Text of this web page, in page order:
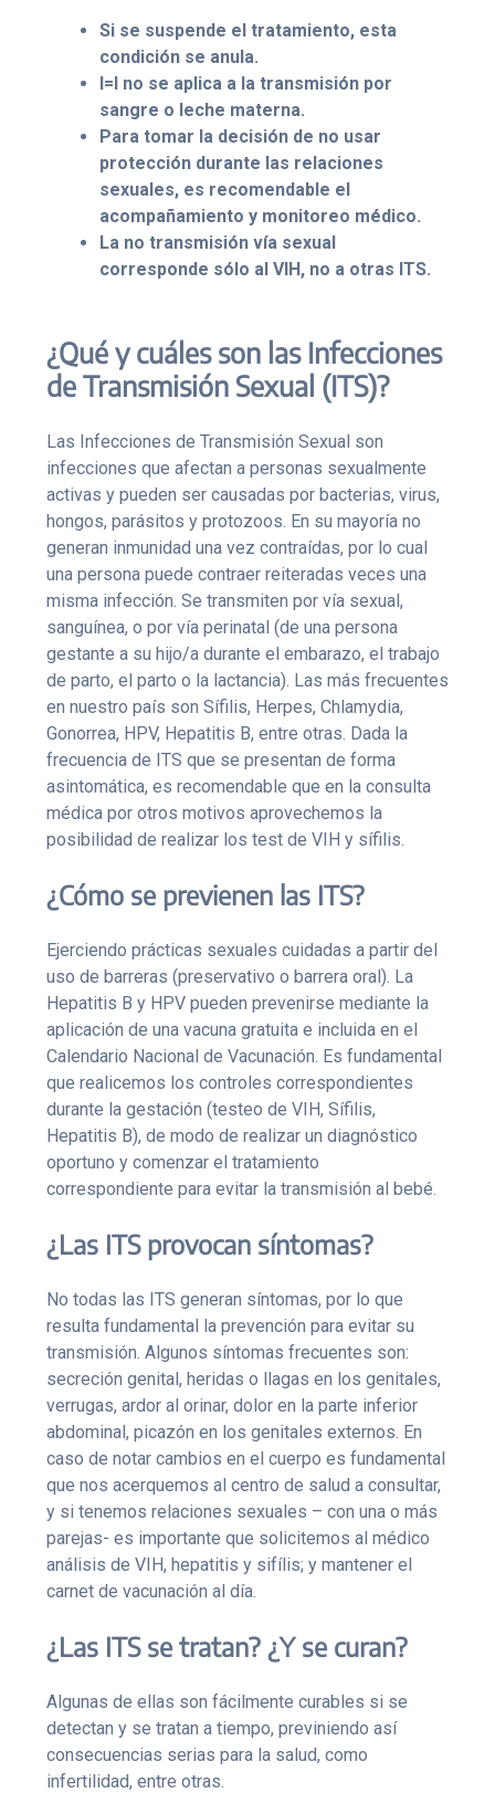
Si se suspende el tratamiento, esta
condición se anula.
I=I no se aplica a la transmisión por
sangre o leche materna.
Para tomar la decisión de no usar
protección durante las relaciones
sexuales, es recomendable el
acompañamiento y monitoreo médico.
La no transmisión vía sexual
corresponde sólo al VIH, no a otras ITS.
¿Qué y cuáles son las Infecciones
de Transmisión Sexual (ITS)?
Las Infecciones de Transmisión Sexual son
infecciones que afectan a personas sexualmente
activas y pueden ser causadas por bacterias, virus,
hongos, parásitos y protozoos. En su mayoría no
generan inmunidad una vez contraídas, por lo cual
una persona puede contraer reiteradas veces una
misma infección. Se transmiten por vía sexual,
sanguínea, o por vía perinatal (de una persona
gestante a su hijo/a durante el embarazo, el trabajo
de parto, el parto o la lactancia). Las más frecuentes
en nuestro país son Sífilis, Herpes, Chlamydia,
Gonorrea, HPV, Hepatitis B, entre otras. Dada la
frecuencia de ITS que se presentan de forma
asintomática, es recomendable que en la consulta
médica por otros motivos aprovechemos la
posibilidad de realizar los test de VIH y sífilis.
¿Cómo se previenen las ITS?
Ejerciendo prácticas sexuales cuidadas a partir del
uso de barreras (preservativo o barrera oral). La
Hepatitis B y HPV pueden prevenirse mediante la
aplicación de una vacuna gratuita e incluida en el
Calendario Nacional de Vacunación. Es fundamental
que realicemos los controles correspondientes
durante la gestación (testeo de VIH, Sífilis,
Hepatitis B), de modo de realizar un diagnóstico
oportuno y comenzar el tratamiento
correspondiente para evitar la transmisión al bebé.
¿Las ITS provocan síntomas?
No todas las ITS generan síntomas, por lo que
resulta fundamental la prevención para evitar su
transmisión. Algunos síntomas frecuentes son:
secreción genital, heridas o llagas en los genitales,
verrugas, ardor al orinar, dolor en la parte inferior
abdominal, picazón en los genitales externos. En
caso de notar cambios en el cuerpo es fundamental
que nos acerquemos al centro de salud a consultar,
y si tenemos relaciones sexuales – con una o más
parejas- es importante que solicitemos al médico
análisis de VIH, hepatitis y sifílis; y mantener el
carnet de vacunación al día.
¿Las ITS se tratan? ¿Y se curan?
Algunas de ellas son fácilmente curables si se
detectan y se tratan a tiempo, previniendo así
consecuencias serias para la salud, como
infertilidad, entre otras.